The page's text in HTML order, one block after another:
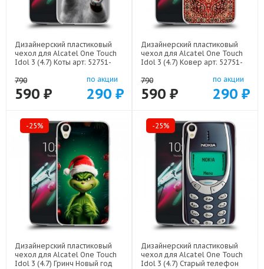
Дизайнерский пластиковый
чехол для Alcatel One Touch
Idol 3 (4.7) Коты арт: 52751-
790
590 ₽
по акции
290 ₽
Дизайнерский пластиковый
чехол для Alcatel One Touch
Idol 3 (4.7) Ковер арт: 52751-
790
590 ₽
по акции
290 ₽
-25%
Дизайнерский пластиковый
чехол для Alcatel One Touch
Idol 3 (4.7) Гринч Новый год
-25%
Дизайнерский пластиковый
чехол для Alcatel One Touch
Idol 3 (4.7) Старый телефон